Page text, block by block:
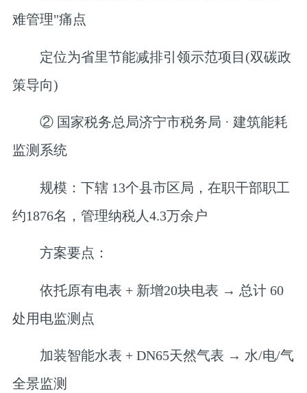
难管理"痛点
定位为省里节能减排引领示范项目(双碳政
策导向)
② 国家税务总局济宁市税务局 · 建筑能耗
监测系统
规模 ：下辖 13个县市区局 ，在职干部职工
约1876名，管理纳税人4.3万余户
方案要点 ：
依托原有电表 + 新增20块电表 → 总计 60
处用电监测点
加装智能水表 + DN65天然气表 → 水/电/气
全景监测